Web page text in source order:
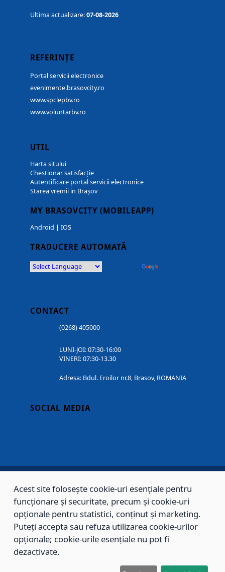
Ultima actualizare:07-08-2026
REFERINȚE
Portal servicii electronice
evenimente.brasovcity.ro
www.spclepbv.ro
www.voluntarbv.ro
UTIL
Harta sitului
Chestionar satisfacție
Autentificare portal servicii electronice
Starea vremii in Brașov
MY BRASOVCITY (MOBILEAPP)
Android | IOS
TRADUCERE AUTOMATĂ
CONTACT
(0268) 405000
LUNI-JOI: 07:30-16:00
VINERI: 07:30-13.30
Adresa: Bdul. Eroilor nr.8, Brasov, ROMANIA
SOCIAL MEDIA
Copyright © 2002 - 2026 - PRIMĂRIA MUNICIPIULUI BRAȘOV, toate drepturile
rezervate.
Sitemap Contact
Acest site folosește cookie-uri esențiale pentru
funcționare și securitate, precum și cookie-uri
opționale pentru statistici, conținut și marketing.
Puteți accepta sau refuza utilizarea cookie-urilor
opționale; cookie-urile esențiale nu pot fi
dezactivate.